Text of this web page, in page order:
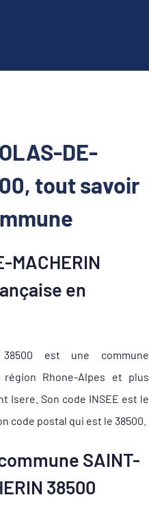
DE-
tout savoir
MACHERIN
en
38500 est une commune
Rhone-Alpes et plus
Isere. Son code INSEE est le
code postal qui est le 38500.
SAINT-
38500